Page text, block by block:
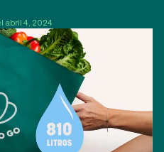
abril 4, 2024